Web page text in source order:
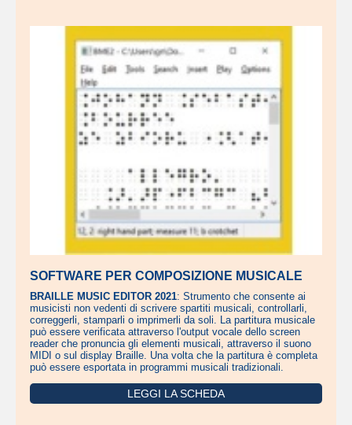
SOFTWARE PER COMPOSIZIONE MUSICALE
BRAILLE MUSIC EDITOR 2021: Strumento che consente ai
musicisti non vedenti di scrivere spartiti musicali, controllarli,
correggerli, stamparli o imprimerli da soli. La partitura musicale
può essere verificata attraverso l'output vocale dello screen
reader che pronuncia gli elementi musicali, attraverso il suono
MIDI o sul display Braille. Una volta che la partitura è completa
può essere esportata in programmi musicali tradizionali.
LEGGI LA SCHEDA